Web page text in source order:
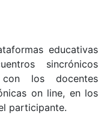
educativas
sincrónicos
los docentes
on line, en los
participante.